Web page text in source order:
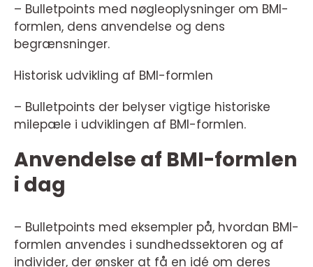
– Bulletpoints med nøgleoplysninger om BMI-
formlen, dens anvendelse og dens
begrænsninger.
Historisk udvikling af BMI-formlen
– Bulletpoints der belyser vigtige historiske
milepæle i udviklingen af BMI-formlen.
Anvendelse af BMI-formlen
i dag
– Bulletpoints med eksempler på, hvordan BMI-
formlen anvendes i sundhedssektoren og af
individer, der ønsker at få en idé om deres